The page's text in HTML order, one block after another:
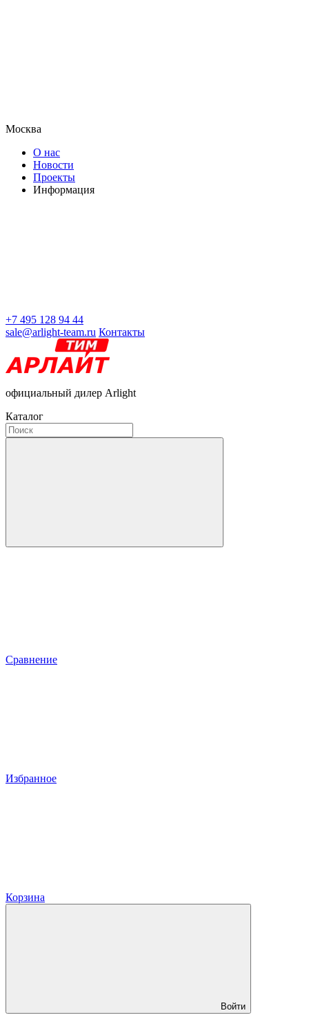
Москва
О нас
Новости
Проекты
Информация
+7 495 128 94 44
sale@arlight-team.ru Контакты
официальный дилер Arlight
Каталог
Сравнение
Избранное
Корзина
Войти